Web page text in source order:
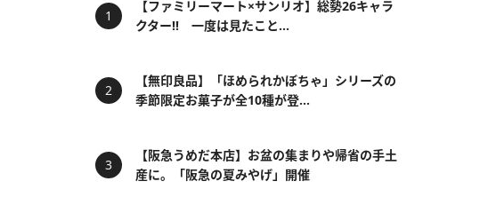
【ファミリーマート×サンリオ】総勢26キャラ
クター!! 一度は見たこと...
【無印良品】「ほめられかぼちゃ」シリーズの
季節限定お菓子が全10種が登...
【阪急うめだ本店】お盆の集まりや帰省の手土
産に。「阪急の夏みやげ」開催